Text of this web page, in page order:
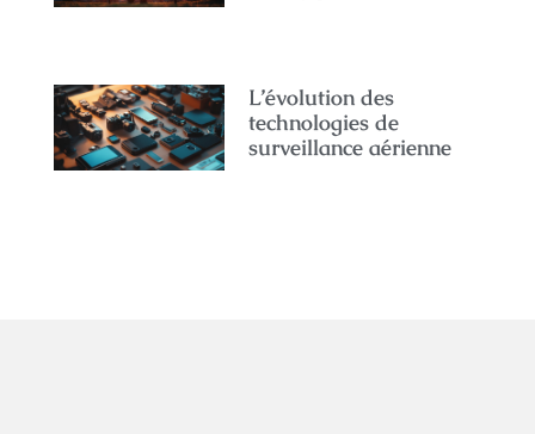
L’évolution des
technologies de
surveillance aérienne